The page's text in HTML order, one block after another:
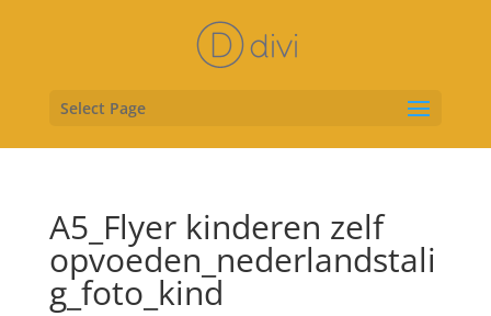
Select Page
A5_Flyer kinderen zelf
opvoeden_nederlandstali
g_foto_kind